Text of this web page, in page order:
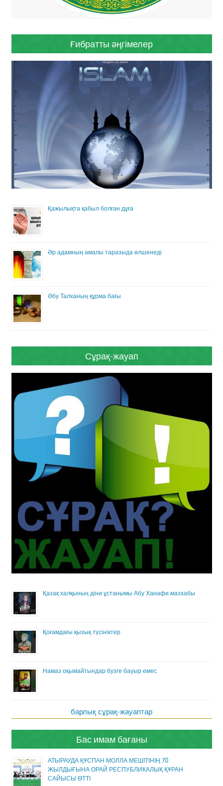
Ғибратты әңгімелер
Қажылықта қабыл болған дұға
Әр адамның амалы таразыда өлшенеді
Әбу Талханың құрма бағы
Сұрақ-жауап
Қазақ халқының діни ұстанымы Абу Ханафи мазхабы
Қоғамдағы қызық түсініктер
Намаз оқымайтындар бузге бауыр емес
барлық сұрақ-жауаптар
Бас имам бағаны
АТЫРАУДА ҚҰСПАН МОЛЛА МЕШІТІНІҢ 70
ЖЫЛДЫҒЫНА ОРАЙ РЕСПУБЛИКАЛЫҚ ҚҰРАН
САЙЫСЫ ӨТТІ